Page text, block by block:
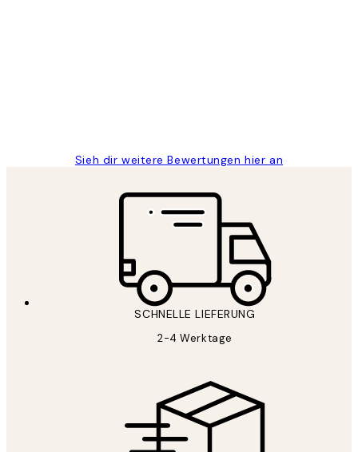
Sieh dir weitere Bewertungen hier an
SCHNELLE LIEFERUNG
2-4 Werktage